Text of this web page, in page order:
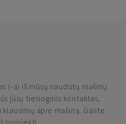
(-a) iš mūsų naudotų mašinų
jūsų tiesioginis kontaktas,
apie mašiną. Galite
susisiekti.